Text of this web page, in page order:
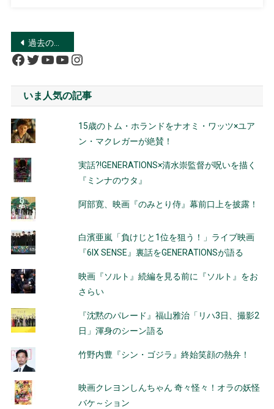
投
稿
ナ
ビ
ゲ
ー
シ
ョ
ン
過去の投稿
Facebook
Twitter
YouTube
YouTube
Instagram
いま人気の記事
15歳のトム・ホランドをナオミ・ワッツ×ユア
ン・マクレガーが絶賛！
実話?!GENERATIONS×清水崇監督が呪いを描く
『ミンナのウタ』
阿部寛、映画『のみとり侍』幕前口上を披露！
白濱亜嵐「負けじと1位を狙う！」ライブ映画
『6IX SENSE』裏話をGENERATIONSが語る
映画『ソルト』続編を見る前に『ソルト』をお
さらい
『沈黙のパレード』福山雅治「リハ3日、撮影2
日」渾身のシーン語る
竹野内豊『シン・ゴジラ』終始笑顔の熱弁！
映画クレヨンしんちゃん 奇々怪々！オラの妖怪
バケ～ション